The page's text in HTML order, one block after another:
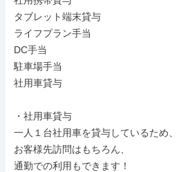
タブレット端末貸与
ライフプラン手当
DC手当
駐車場手当
社用車貸与
・社用車貸与
一人１台社用車を貸与しているため、
お客様先訪問はもちろん、
通勤での利用もできます！